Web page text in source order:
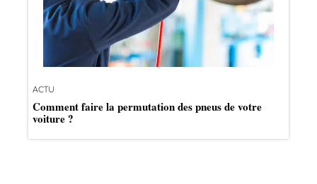
ACTU
Comment faire la permutation des pneus de votre
voiture ?